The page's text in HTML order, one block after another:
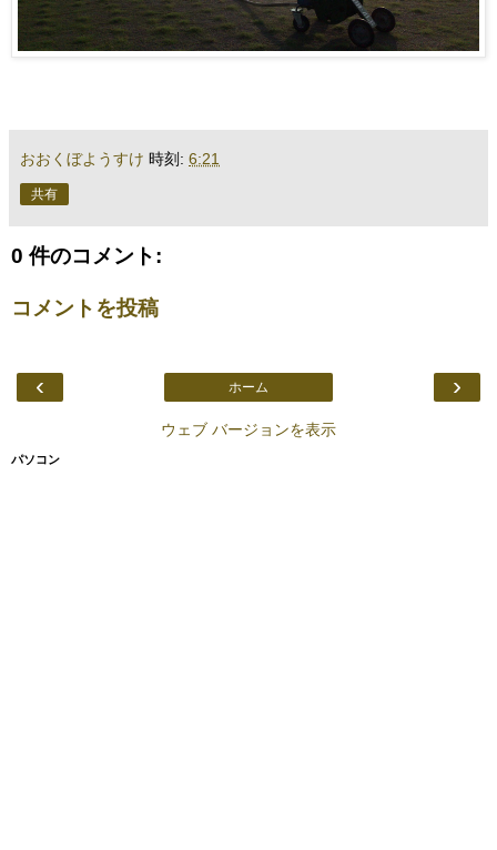
おおくぼようすけ 時刻: 6:21
共有
0 件のコメント:
コメントを投稿
‹ ›
ホーム
ウェブ バージョンを表示
パソコン